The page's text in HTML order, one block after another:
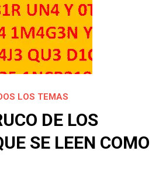
LOS TEMAS
DE LOS
SE LEEN COMO